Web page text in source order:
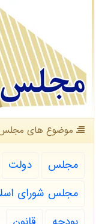
موضوع های مجلس
مجلس دولت
مجلس شورای